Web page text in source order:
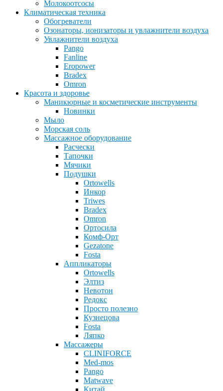
Молокоотсосы
Климатическая техника
Обогреватели
Озонаторы, ионизаторы и увлажнители воздуха
Увлажнители воздуха
Pango
Fanline
Eropower
Bradex
Omron
Красота и здоровье
Маникюрные и косметические инструменты
Новинки
Мыло
Морская соль
Массажное оборудование
Расчески
Тапочки
Мячики
Подушки
Ortowells
Инкор
Triwes
Bradex
Omron
Ортосила
Комф-Орт
Gezatone
Fosta
Аппликаторы
Ortowells
Элтиз
Невотон
Редокс
Просто полезно
Кузнецова
Fosta
Ляпко
Массажеры
CLINIFORCE
Med-mos
Pango
Matwave
Китай